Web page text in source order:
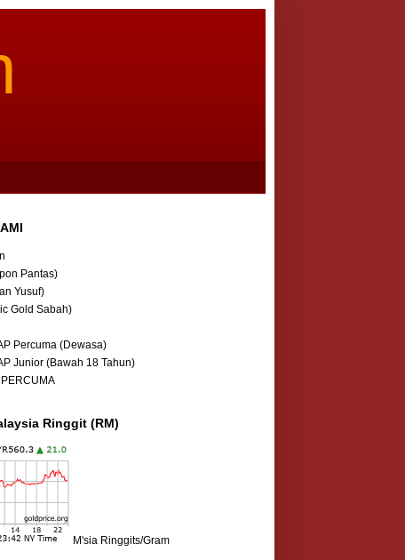
Pantas)
Yusuf)
Gold Sabah)
Percuma (Dewasa)
Junior (Bawah 18 Tahun)
Ringgit (RM)
M'sia Ringgits/Gram